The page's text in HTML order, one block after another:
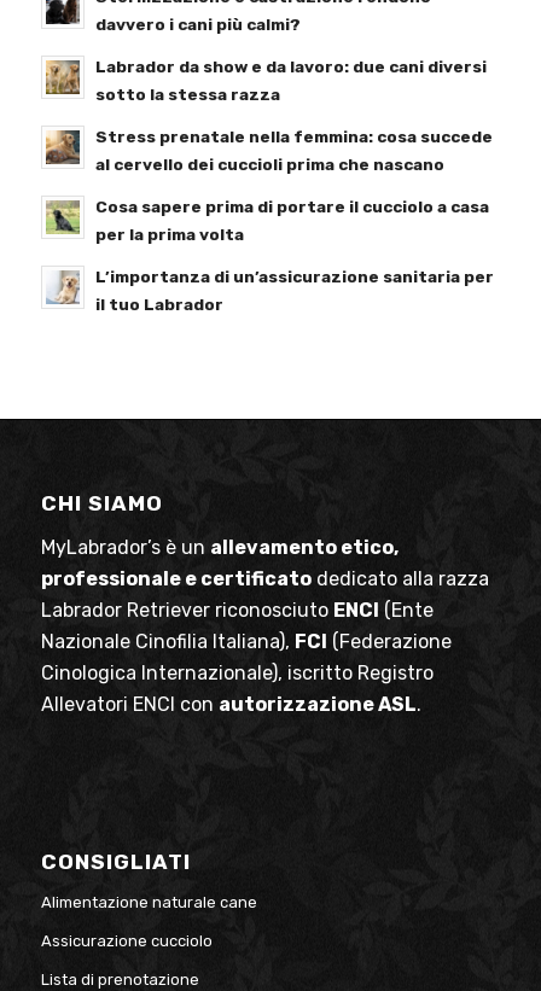
davvero i cani più calmi?
Labrador da show e da lavoro: due cani diversi
sotto la stessa razza
Stress prenatale nella femmina: cosa succede
al cervello dei cuccioli prima che nascano
Cosa sapere prima di portare il cucciolo a casa
per la prima volta
L’importanza di un’assicurazione sanitaria per
il tuo Labrador
CHI SIAMO
MyLabrador’s è un allevamento etico,
professionale e certificatodedicato alla razza
Labrador Retriever riconosciuto ENCI (Ente
Nazionale Cinofilia Italiana), FCI (Federazione
Cinologica Internazionale), iscritto Registro
Allevatori ENCI con autorizzazione ASL.
CONSIGLIATI
Alimentazione naturale cane
Assicurazione cucciolo
Lista di prenotazione